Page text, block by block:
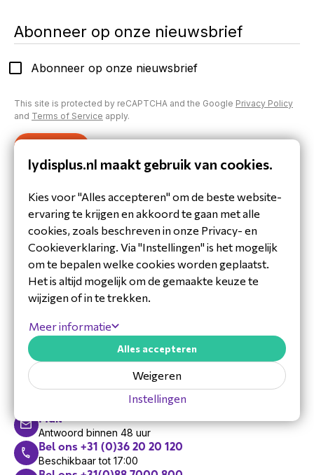
Abonneer op onze nieuwsbrief
Abonneer op onze nieuwsbrief
This site is protected by reCAPTCHA and the Google Privacy Policy
and Terms of Service apply.
Heb je al een account aangemaakt of inloggegevens
gekregen?
Inloggen
Hulp nodig?
Vandaag zijn we bereikbaar van 8:30 tot 17:00
Mail
Antwoord binnen 48 uur
Bel ons +31 (0)36 20 20 120
Beschikbaar tot 17:00
lydisplus.nl maakt gebruik van cookies.
Kies voor "Alles accepteren" om de beste website-
ervaring te krijgen en akkoord te gaan met alle
cookies, zoals beschreven in onze Privacy- en
Cookieverklaring. Via "Instellingen" is het mogelijk
om te bepalen welke cookies worden geplaatst.
Het is altijd mogelijk om de gemaakte keuze te
wijzigen of in te trekken.
Meer informatie
Instellingen
Weigeren
Alles accepteren